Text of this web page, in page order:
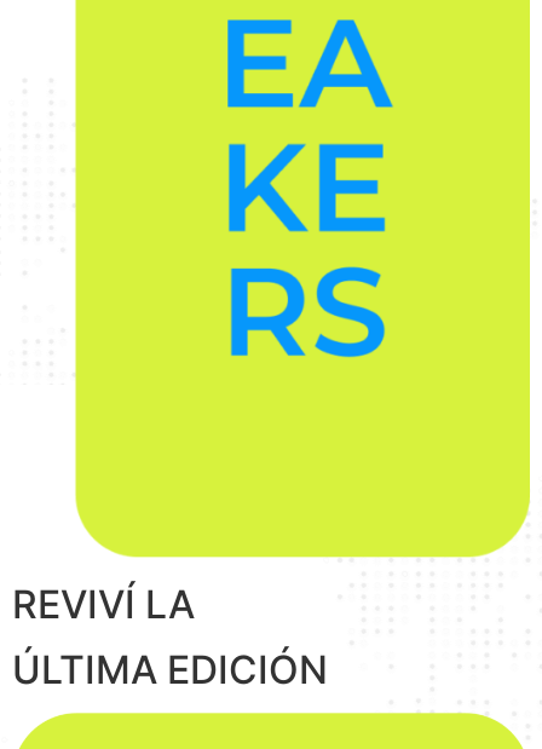
REVIVÍ LA
ÚLTIMA EDICIÓN